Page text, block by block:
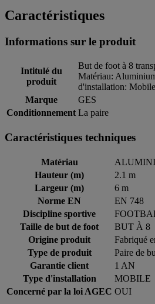
Caractéristiques
Informations sur le produit
Intitulé du
produit
But de foot à 8
Matériau:
d'installation: Mobile
Marque
GES
Conditionnement La paire
Caractéristiques techniques
Matériau
Hauteur (m)
2.1 m
Largeur (m)
6 m
Norme EN
EN 748
Discipline sportive
Taille de but de foot
BUT À 8
Origine produit
Fabriqué
Type de produit
Paire de
Garantie client
1 AN
Type d'installation
MOBILE
Concerné par la loi AGEC OUI